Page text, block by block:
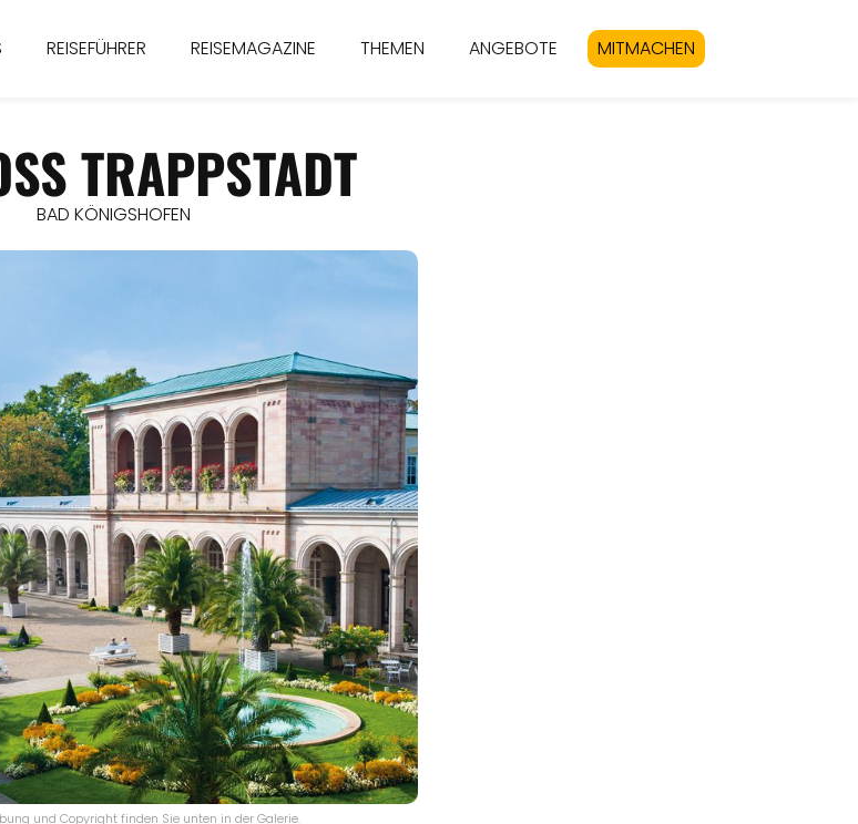
REISEFÜHRER REISEMAGAZINE THEMEN ANGEBOTE MITMACHEN
TRAPPSTADT
BAD KÖNIGSHOFEN
und Copyright finden Sie unten in der Galerie.